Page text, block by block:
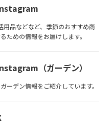
用品などなど、季節のおすすめ商
ための情報をお届けします。
（ガーデン）
ーデン情報をご紹介しています。